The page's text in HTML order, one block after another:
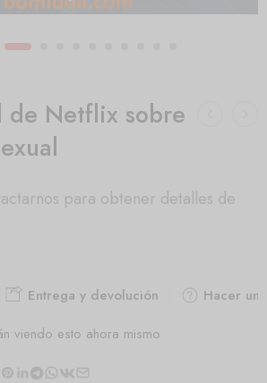
de Netflix sobre
para obtener detalles de
Entrega y devolución
Hacer
viendo esto ahora mismo